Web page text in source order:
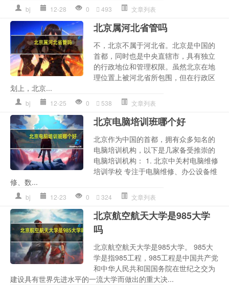
bj 12-28 0 493 文章列表
北京属河北省管吗
不，北京不属于河北省。北京是中国的
首都，同时也是中央直辖市，具有独立
的行政地位和管理权限。虽然北京在地
理位置上被河北省所包围，但在行政区
划上，北京...
bj 12-25 0 538 文章列表
北京电脑培训班哪个好
北京作为中国的首都，拥有众多知名的
电脑培训机构，以下是几家备受推崇的
电脑培训机构： 1. 北京中关村电脑维修
培训学校 专注于电脑维修、办公设备维
修、数...
bj 12-23 0 324 文章列表
北京航空航天大学是985大学
吗
北京航空航天大学是985大学。 985大
学是指985工程，985工程是中国共产党
和中华人民共和国国务院在世纪之交为
建设具有世界先进水平的一流大学而做出的重大决...